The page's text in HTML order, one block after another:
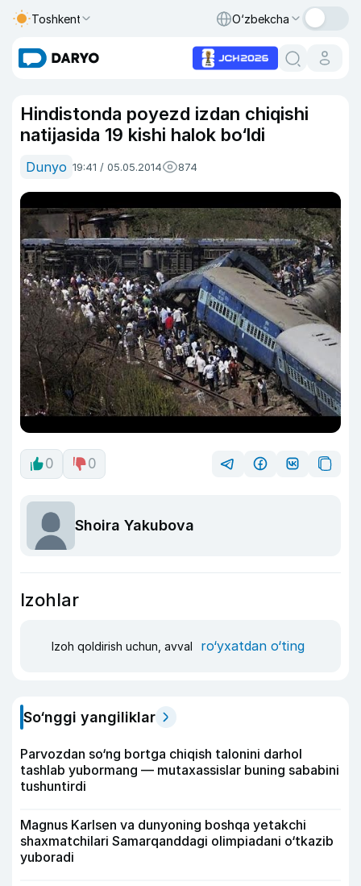
Toshkent O‘zbekcha
Hindistonda poyezd izdan chiqishi
natijasida 19 kishi halok bo‘ldi
Dunyo 19:41 / 05.05.2014 874
0 0
Shoira Yakubova
Izohlar
Izoh qoldirish uchun, avval ro‘yxatdan o‘ting
So‘nggi yangiliklar
Parvozdan so‘ng bortga chiqish talonini darhol
tashlab yubormang — mutaxassislar buning sababini
tushuntirdi
Magnus Karlsen va dunyoning boshqa yetakchi
shaxmatchilari Samarqanddagi olimpiadani o‘tkazib
yuboradi